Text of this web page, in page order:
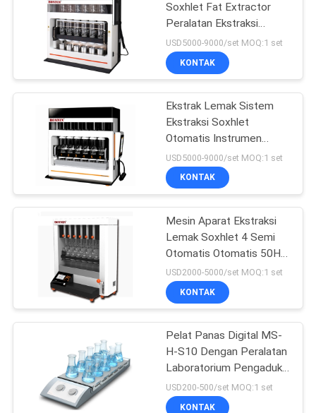
Kalorimeter
Pemindaian
Diferensial
Tekanan permukaan
cairan
Laboratorium
Vacuum Freeze
Dryer
Soxhlet Fat Extractor
Peralatan Ekstraksi
Soxhlet LCD Otomatis
USD5000-9000/set MOQ:1 set
KONTAK
Ekstrak Lemak Sistem
Ekstraksi Soxhlet
Otomatis Instrumen
Pengujian Soxhlet-6 Lab
USD5000-9000/set MOQ:1 set
KONTAK
Mesin Aparat Ekstraksi
Lemak Soxhlet 4 Semi
Otomatis Otomatis 50Hz
220VAC
USD2000-5000/set MOQ:1 set
KONTAK
Pelat Panas Digital MS-
H-S10 Dengan Peralatan
Laboratorium Pengaduk
Magnetik
USD200-500/set MOQ:1 set
KONTAK